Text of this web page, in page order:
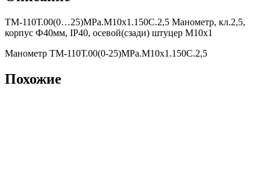
ТМ-110Т.00(0…25)MPa.М10х1.150С.2,5 Манометр, кл.2,5,
корпус Ф40мм, IP40, осевой(сзади) штуцер М10х1
Манометр ТМ-110Т.00(0-25)MPa.М10х1.150С.2,5
Похожие